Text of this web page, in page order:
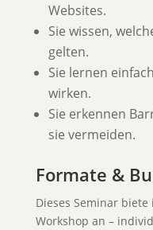
Websites.
Sie wissen,
gelten.
Sie lernen
wirken.
Sie erkennen
sie vermeiden.
Formate &
Dieses Seminar
Workshop an –